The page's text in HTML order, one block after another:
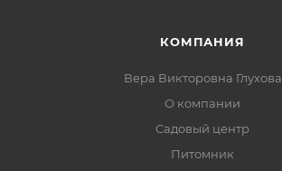
КОМПАНИЯ
Вера Викторовна Глухова
О компании
Садовый центр
Питомник